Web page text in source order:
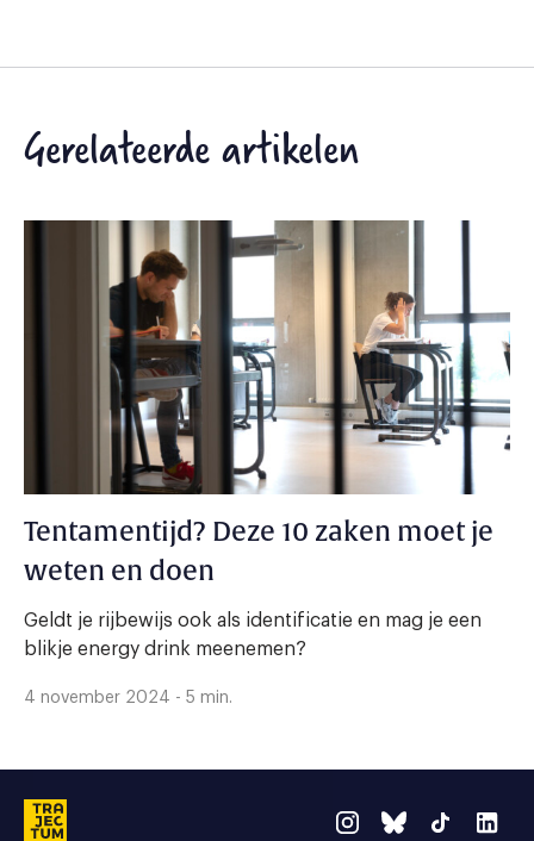
Gerelateerde artikelen
Tentamentijd? Deze 10 zaken moet je
weten en doen
Geldt je rijbewijs ook als identificatie en mag je een
blikje energy drink meenemen?
4 november 2024 - 5 min.